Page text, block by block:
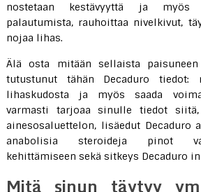
nostetaan kestävyyttä ja myös
palautumista, rauhoittaa nivelkivut,
nojaa lihas.
Älä osta mitään sellaista
tutustunut tähän Decaduro tiedot:
lihaskudosta ja myös saada
varmasti tarjoaa sinulle tiedot
ainesosaluettelon, lisäedut Decaduro
anabolisia steroideja pinot
kehittämiseen sekä sitkeys Decaduro in
Mitä sinun täytyy